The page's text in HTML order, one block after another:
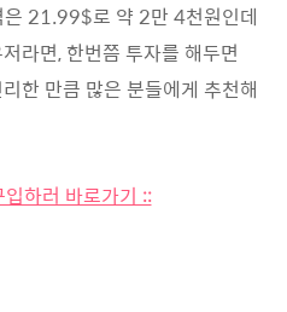
21.99$로 약 2만 4천원인데
라면, 한번쯤 투자를 해두면
한 만큼 많은 분들에게 추천해
하러 바로가기 ::